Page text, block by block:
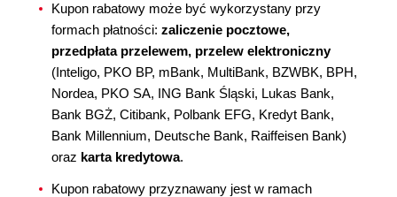
Kupon rabatowy może być wykorzystany przy
formach płatności: zaliczenie pocztowe,
przedpłata przelewem, przelew elektroniczny
(Inteligo, PKO BP, mBank, MultiBank, BZWBK, BPH,
Nordea, PKO SA, ING Bank Śląski, Lukas Bank,
Bank BGŻ, Citibank, Polbank EFG, Kredyt Bank,
Bank Millennium, Deutsche Bank, Raiffeisen Bank)
oraz karta kredytowa.
Kupon rabatowy przyznawany jest w ramach